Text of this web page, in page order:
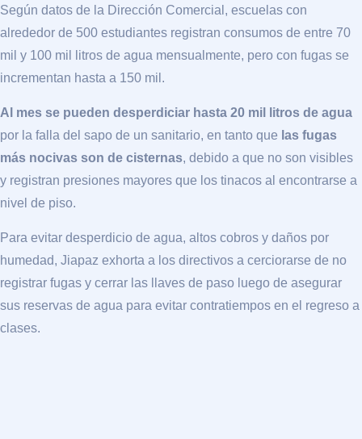
Según datos de la Dirección Comercial, escuelas con
alrededor de 500 estudiantes registran consumos de entre 70
mil y 100 mil litros de agua mensualmente, pero con fugas se
incrementan hasta a 150 mil.
Al mes se pueden desperdiciar hasta 20 mil litros de agua
por la falla del sapo de un sanitario, en tanto que las fugas
más nocivas son de cisternas, debido a que no son visibles
y registran presiones mayores que los tinacos al encontrarse a
nivel de piso.
Para evitar desperdicio de agua, altos cobros y daños por
humedad, Jiapaz exhorta a los directivos a cerciorarse de no
registrar fugas y cerrar las llaves de paso luego de asegurar
sus reservas de agua para evitar contratiempos en el regreso a
clases.